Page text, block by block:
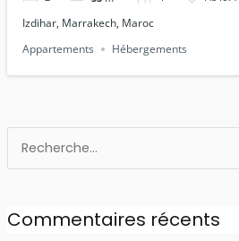
Izdihar, Marrakech, Maroc
Appartements
Hébergements
Rechercher :
Commentaires récents